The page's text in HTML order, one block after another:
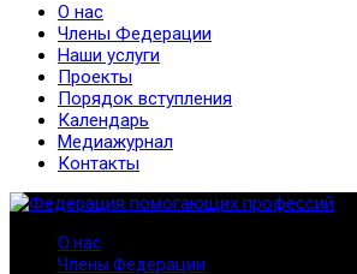
О нас
Члены Федерации
Наши услуги
Проекты
Порядок вступления
Календарь
Медиажурнал
Контакты
О нас
Члены Федерации